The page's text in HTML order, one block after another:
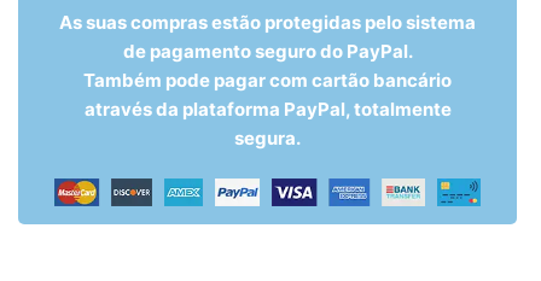
As suas compras estão protegidas pelo sistema
de pagamento seguro do PayPal.
Também pode pagar com cartão bancário
através da plataforma PayPal, totalmente
segura.